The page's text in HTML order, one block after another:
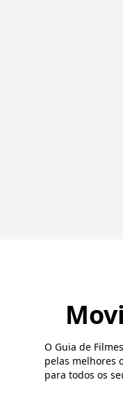
O Guia de
pelas melhores
para todos os